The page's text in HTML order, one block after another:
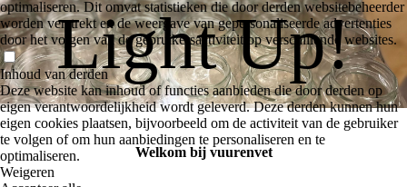
Light Up!
Welkom bij vuurenvet
optimaliseren. Dit omvat statistieken die door derden websitebeheerder
worden verstrekt en de weergave van gepersonaliseerde advertenties
door het volgen van de gebruikersactiviteit op verschillende websites.
Inhoud van derden
Deze website kan inhoud of functies aanbieden die door derden op
eigen verantwoordelijkheid wordt geleverd. Deze derden kunnen hun
eigen cookies plaatsen, bijvoorbeeld om de activiteit van de gebruiker
te volgen of om hun aanbiedingen te personaliseren en te
optimaliseren.
Weigeren